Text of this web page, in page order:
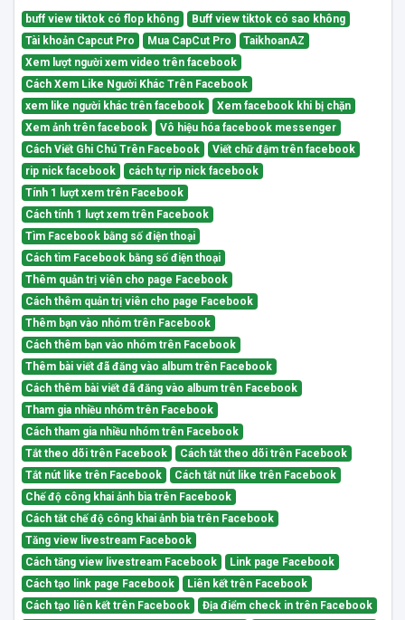
buff view tiktok có flop không
Buff view tiktok có sao không
Tài khoản Capcut Pro
Mua CapCut Pro
TaikhoanAZ
Xem lượt người xem video trên facebook
Cách Xem Like Người Khác Trên Facebook
xem like người khác trên facebook
Xem facebook khi bị chặn
Xem ảnh trên facebook
Vô hiệu hóa facebook messenger
Cách Viết Ghi Chú Trên Facebook
Viết chữ đậm trên facebook
rip nick facebook
cách tự rip nick facebook
Tính 1 lượt xem trên Facebook
Cách tính 1 lượt xem trên Facebook
Tìm Facebook bằng số điện thoại
Cách tìm Facebook bằng số điện thoại
Thêm quản trị viên cho page Facebook
Cách thêm quản trị viên cho page Facebook
Thêm bạn vào nhóm trên Facebook
Cách thêm bạn vào nhóm trên Facebook
Thêm bài viết đã đăng vào album trên Facebook
Cách thêm bài viết đã đăng vào album trên Facebook
Tham gia nhiều nhóm trên Facebook
Cách tham gia nhiều nhóm trên Facebook
Tắt theo dõi trên Facebook
Cách tắt theo dõi trên Facebook
Tắt nút like trên Facebook
Cách tắt nút like trên Facebook
Chế độ công khai ảnh bìa trên Facebook
Cách tắt chế độ công khai ảnh bìa trên Facebook
Tăng view livestream Facebook
Cách tăng view livestream Facebook
Link page Facebook
Cách tạo link page Facebook
Liên kết trên Facebook
Cách tạo liên kết trên Facebook
Địa điểm check in trên Facebook